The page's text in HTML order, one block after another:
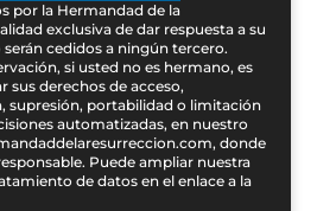
por la Hermandad de la
exclusiva de dar respuesta a su
cedidos a ningún tercero.
si usted no es hermano, es
sus derechos de acceso,
supresión, portabilidad o limitación
automatizadas, en nuestro
donde
Puede ampliar nuestra
de datos en el enlace a la